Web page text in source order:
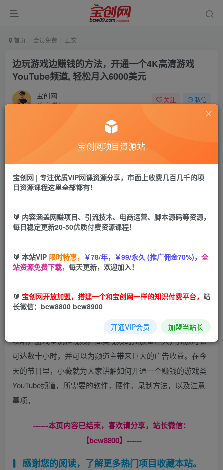
首页 会员免费 正文
边玩游戏边赚钱的方法，开通一个4K高清游戏
YouTube频道, 轻松月入6000美元
宝创网
4年前发布
关注 私信
宝币9.9 宝币 19.9
立即购买
4K采集卡的选择，录屏软件的选择，视频制作方法介绍
在YouTube，有很多频道都在为云玩家提供游戏直播，游戏
攻略，游戏全流程视频。此类视频的播放量巨大，播放时长
可达数十小时，并可以为频道主带来巨大的广告收益。在今
天的节目里，小薇就为大家讲解如何开通一个赚钱的游戏类
YouTube频道，所需要的软件，硬件，录制方法，以及注意
事项。
------本页内容已结束，喜欢请分享，站长微信：
【bcw8800】------
感谢您的阅读，了解更多热门项目收藏本站。
宝创网项目资源站
宝创网 | 专注优质VIP网课资源分享，市面上收费几百几千的项
目资源课程这里全部都有！
🔰 内容涵盖网赚项目、引流技术、电商运营、脚本源码等资源，
每日稳定更新20-50优质付费资源课程！
🔰 本站VIP 限时特惠， ￥78/年，￥99/永久 (推广佣金70%)， 全
站资源免费下载， 每天更新，欢迎加入！
🔰 宝创网开放加盟，搭建一个和宝创网一样的知识付费平台， 站
长微信：bcw8800 bcw8900
开通VIP会员 加盟当站长